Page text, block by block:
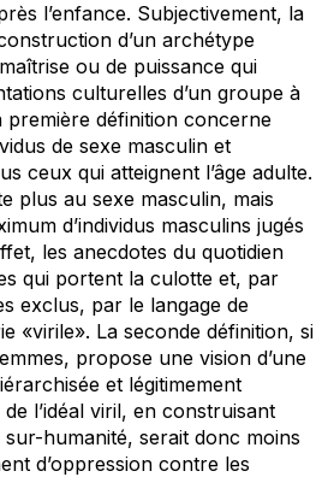
l’enfance. Subjectivement, la
d’un archétype
ou de puissance qui
culturelles d’un groupe à
première définition concerne
de sexe masculin et
ceux qui atteignent l’âge adulte.
plus au sexe masculin, mais
d’individus masculins jugés
les anecdotes du quotidien
qui portent la culotte et, par
exclus, par le langage de
«virile». La seconde définition, si
propose une vision d’une
et légitimement
l’idéal viril, en construisant
sur-humanité, serait donc moins
d’oppression contre les